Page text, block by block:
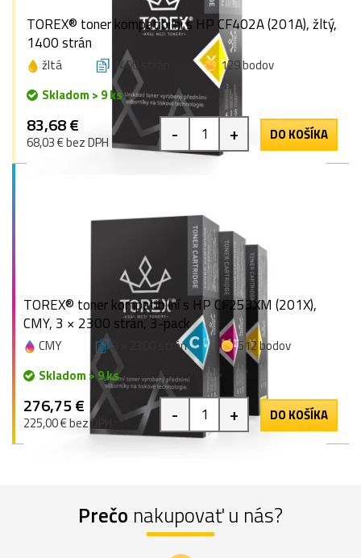
TOREX® toner kompatibilní s HP CF402A (201A), žltý,
1400 strán
žltá 1400 strán
129 bodov
Skladom > 9 ks
83,68 €
68,03 € bez DPH - + DO KOŠÍKA
TOREX® toner kompatibilní s HP CF253XM (201X),
CMY, 3 × 2300 strán, 3-pack
CMY 3 × 2300 strán
512 bodov
Skladom > 9 ks
276,75 €
225,00 € bez DPH - + DO KOŠÍKA
Prečo nakupovať u nás?